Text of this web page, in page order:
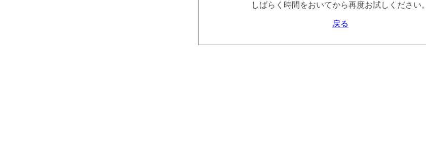
しばらく時間をおいてから再度お試しください。
戻る